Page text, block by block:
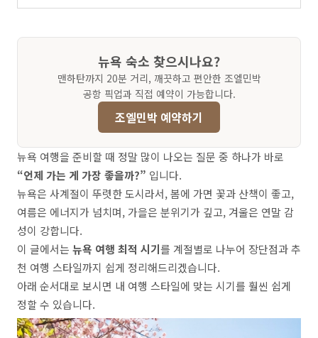
뉴욕 숙소 찾으시나요?
맨하탄까지 20분 거리, 깨끗하고 편안한 조엘민박
공항 픽업과 직접 예약이 가능합니다.
조엘민박 예약하기
뉴욕 여행을 준비할 때 정말 많이 나오는 질문 중 하나가 바로
“언제 가는 게 가장 좋을까?” 입니다.
뉴욕은 사계절이 뚜렷한 도시라서, 봄에 가면 꽃과 산책이 좋고,
여름은 에너지가 넘치며, 가을은 분위기가 깊고, 겨울은 연말 감
성이 강합니다.
이 글에서는 뉴욕 여행 최적 시기를 계절별로 나누어 장단점과 추
천 여행 스타일까지 쉽게 정리해드리겠습니다.
아래 순서대로 보시면 내 여행 스타일에 맞는 시기를 훨씬 쉽게
정할 수 있습니다.